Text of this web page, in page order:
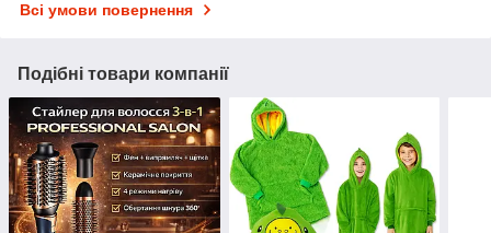
Всі умови повернення
Подібні товари компанії